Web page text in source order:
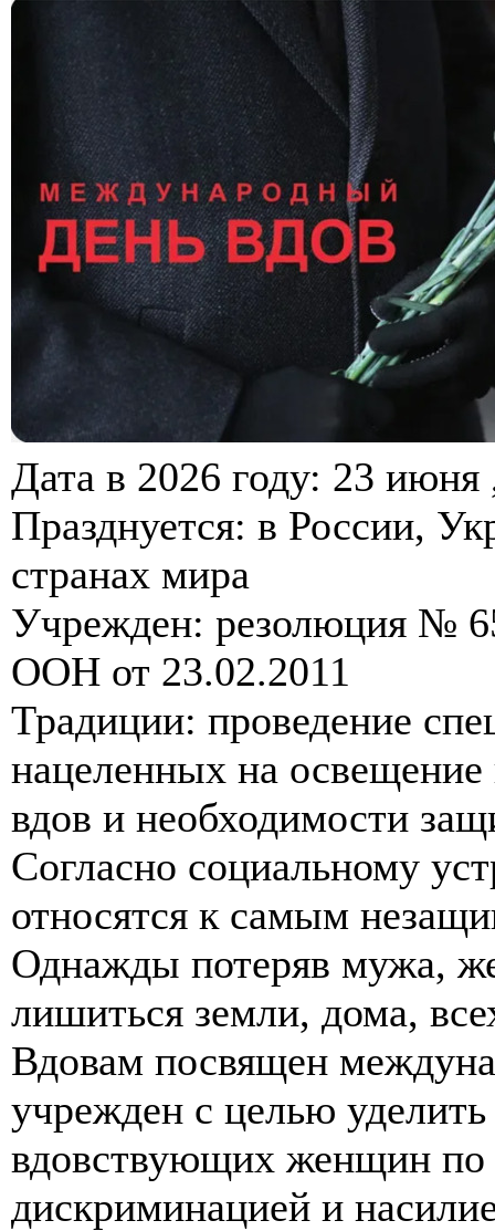
Дата в 2026 году: 23 июня
Празднуется: в России,
странах мира
Учрежден: резолюция №
ООН от 23.02.2011
Традиции: проведение
нацеленных на освещение
вдов и необходимости
Согласно социальному
относятся к самым
Однажды потеряв мужа,
лишиться земли, дома,
Вдовам посвящен
учрежден с целью
вдовствующих женщин по
дискриминацией и